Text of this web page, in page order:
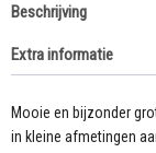
Beschrijving
Extra informatie
Mooie en bijzonder
in kleine afmetingen